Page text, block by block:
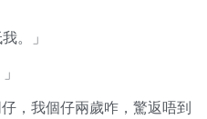
。」
，我個仔兩歲咋，驚返唔到